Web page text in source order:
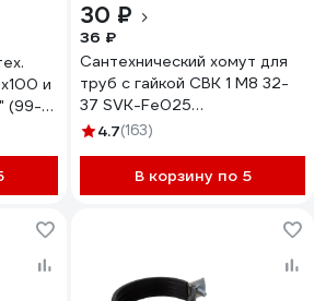
и
(99-
30 ₽
36 ₽
Сантехнический хомут для
труб с гайкой СВК 1 М8 32-
37 SVK-Fe025
Н0000024716
4.7(163)
В корзину по 5